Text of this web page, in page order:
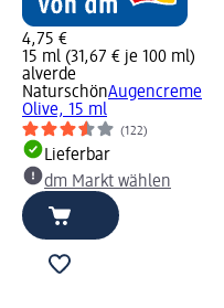
4,75 €
15 ml (31,67 € je 100 ml)
alverde
NaturschönAugencreme
Olive, 15 ml
(122)
Lieferbar
dm Markt wählen